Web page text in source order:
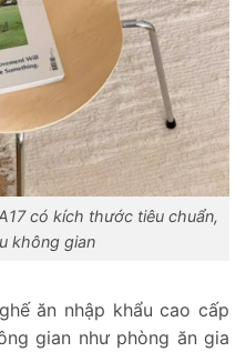
có kích thước tiêu chuẩn,
không gian
ăn nhập khẩu cao cấp
gian như phòng ăn gia